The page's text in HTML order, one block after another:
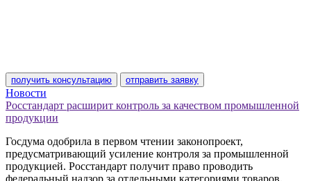
получить консультацию отправить заявку
Новости
Росстандарт расширит контроль за качеством промышленной
продукции
Госдума одобрила в первом чтении законопроект,
предусматривающий усиление контроля за промышленной
продукцией. Росстандарт получит право проводить
федеральный надзор за отдельными категориями товаров.